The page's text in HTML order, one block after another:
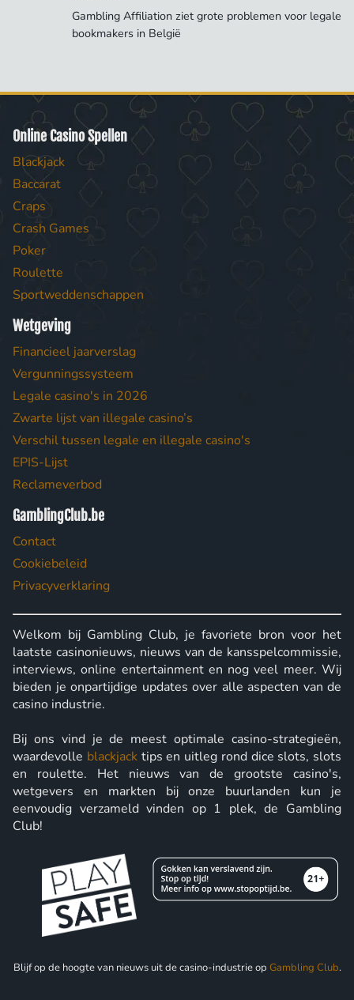
Gambling Affiliation ziet grote problemen voor legale
bookmakers in België
Online Casino Spellen
Blackjack
Baccarat
Craps
Crash Games
Poker
Roulette
Sportweddenschappen
Wetgeving
Financieel jaarverslag
Vergunningssysteem
Legale casino's in 2026
Zwarte lijst van illegale casino’s
Verschil tussen legale en illegale casino's
EPIS-Lijst
Reclameverbod
GamblingClub.be
Contact
Cookiebeleid
Privacyverklaring
Welkom bij Gambling Club, je favoriete bron voor het
laatste casinonieuws, nieuws van de kansspelcommissie,
interviews, online entertainment en nog veel meer. Wij
bieden je onpartijdige updates over alle aspecten van de
casino industrie.
Bij ons vind je de meest optimale casino-strategieën,
waardevolle blackjacktips en uitleg rond dice slots, slots
en roulette. Het nieuws van de grootste casino's,
wetgevers en markten bij onze buurlanden kun je
eenvoudig verzameld vinden op 1 plek, de Gambling
Club!
Blijf op de hoogte van nieuws uit de casino-industrie op Gambling Club.